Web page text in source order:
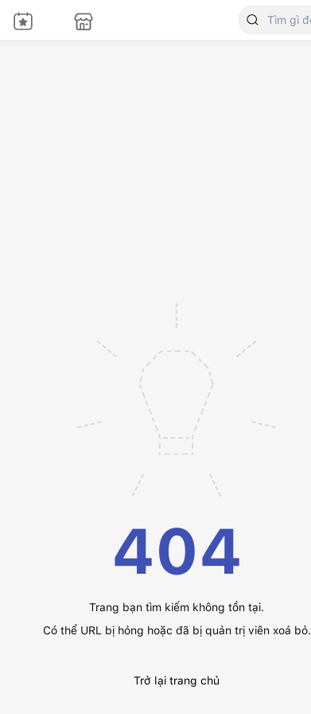
404
Trang bạn tìm kiếm không tồn tại.
Có thể URL bị hỏng hoặc đã bị quản trị viên xoá bỏ.
Trở lại trang chủ